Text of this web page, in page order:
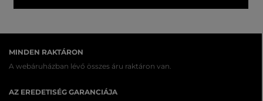
választhat más szállítási módot saját költségre).
kérelem nyilvántartásba vételéről szóló
MINDEN RAKTÁRON
A webáruházban lévő összes áru raktáron van.
AZ EREDETISÉG GARANCIÁJA